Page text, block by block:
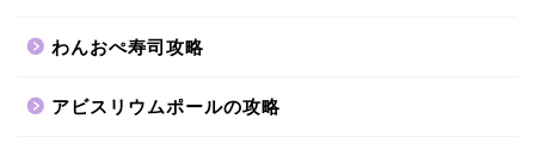
わんおぺ寿司攻略
アビスリウムポールの攻略